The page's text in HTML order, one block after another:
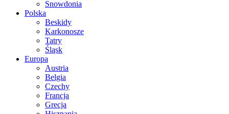
Snowdonia
Polska
Beskidy
Karkonosze
Tatry
Śląsk
Europa
Austria
Belgia
Czechy
Francja
Grecja